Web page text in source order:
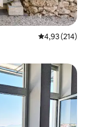
Gemiddelde
4,93 (214)